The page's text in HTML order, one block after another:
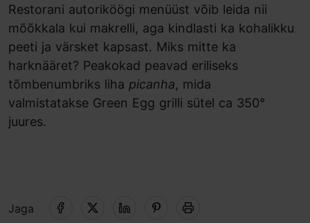
Restorani autoriköögi menüüst võib leida nii
mõõkkala kui makrelli, aga kindlasti ka kohalikku
peeti ja värsket kapsast. Miks mitte ka
harknääret? Peakokad peavad eriliseks
tõmbenumbriks liha picanha, mida
valmistatakse Green Egg grilli sütel ca 350°
juures.
Jaga